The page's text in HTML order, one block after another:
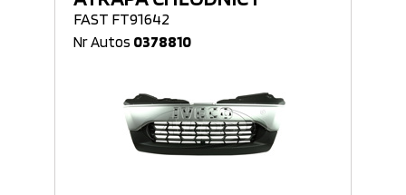
FAST FT91642
Nr Autos 0378810